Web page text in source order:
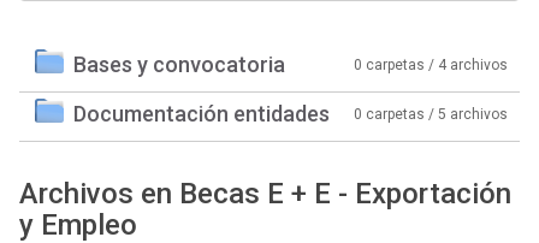
Bases y convocatoria 0 carpetas / 4 archivos
Documentación entidades 0 carpetas / 5 archivos
Archivos en Becas E + E - Exportación
y Empleo